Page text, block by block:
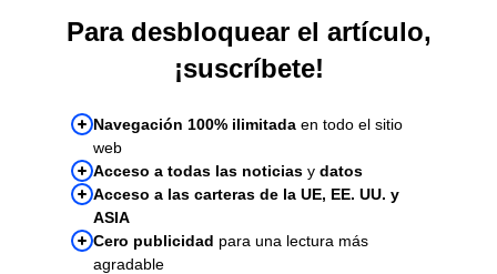
Para desbloquear el artículo,
¡suscríbete!
Navegación 100% ilimitada en todo el sitio
web
Acceso a todas las noticias y datos
Acceso a las carteras de la UE, EE. UU. y
ASIA
Cero publicidad para una lectura más
agradable